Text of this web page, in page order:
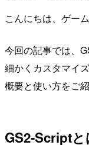
こんにちは、ゲー
今回の記事では、
細かくカスタマイ
概要と使い方をご紹
GS2-Scriptと